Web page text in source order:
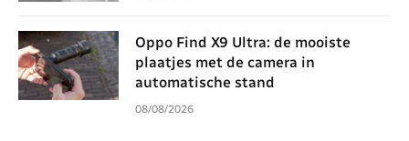
Oppo Find X9 Ultra: de mooiste
plaatjes met de camera in
automatische stand
08/08/2026